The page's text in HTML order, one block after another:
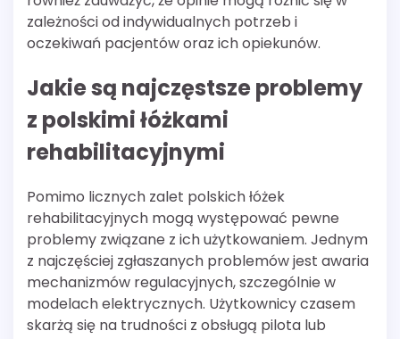
zależności od indywidualnych potrzeb i
oczekiwań pacjentów oraz ich opiekunów.
Jakie są najczęstsze problemy
z polskimi łóżkami
rehabilitacyjnymi
Pomimo licznych zalet polskich łóżek
rehabilitacyjnych mogą występować pewne
problemy związane z ich użytkowaniem. Jednym
z najczęściej zgłaszanych problemów jest awaria
mechanizmów regulacyjnych, szczególnie w
modelach elektrycznych. Użytkownicy czasem
skarżą się na trudności z obsługą pilota lub